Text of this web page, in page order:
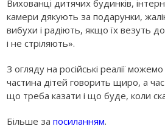
Вихованці дитячих будинків,
камери дякують за подарунки,
вибухи і радіють, якщо їх везуть
і не стріляють».
З огляду на російські реалії
частина дітей говорить щиро, а
що треба казати і що буде, коли
Більше запосиланням.